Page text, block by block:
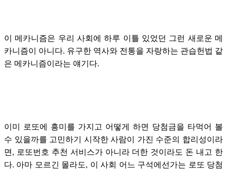
이 메카니즘은 우리 사회에 하루 이틀 있었던 그런 새로운 메
카니즘이 아니다. 유구한 역사와 전통을 자랑하는 관습헌법 같
은 메카니즘이라는 얘기다.
이미 로또에 흥미를 가지고 어떻게 하면 당첨금을 타먹어 볼
수 있을까를 고민하기 시작한 사람이 가진 수준의 합리성이라
면, 로또번호 추천 서비스가 아니라 더한 것이라도 돈 내고 한
다. 아마 모르긴 몰라도, 이 사회 어느 구석에선가는 로또 당첨